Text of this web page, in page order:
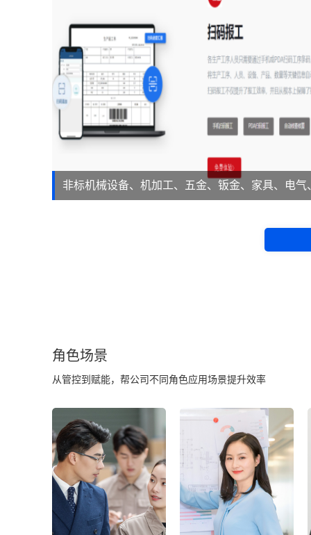
非标机械设备、机加工、五金、钣金、家具、电气
角色场景
从管控到赋能，帮公司不同角色应用场景提升效率